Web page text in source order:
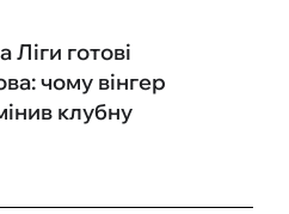
Ліги готові
чому вінгер
клубну